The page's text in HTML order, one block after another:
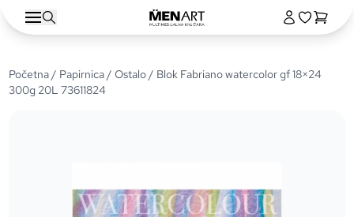
Početna/ Papirnica/Ostalo/ Blok Fabriano watercolor gf 18×24
300g 20L 73611824